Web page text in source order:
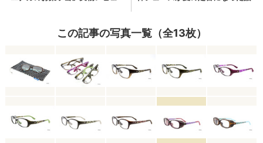
この記事の写真一覧（全13枚）